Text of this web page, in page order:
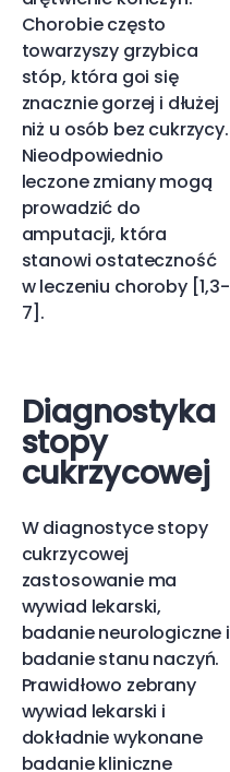
Chorobie często
towarzyszy grzybica
stóp, która goi się
znacznie gorzej i dłużej
niż u osób bez cukrzycy.
Nieodpowiednio
leczone zmiany mogą
prowadzić do
amputacji, która
stanowi ostateczność
w leczeniu choroby [1,3-
7].
Diagnostyka
stopy
cukrzycowej
W diagnostyce stopy
cukrzycowej
zastosowanie ma
wywiad lekarski,
badanie neurologiczne i
badanie stanu naczyń.
Prawidłowo zebrany
wywiad lekarski i
dokładnie wykonane
badanie kliniczne